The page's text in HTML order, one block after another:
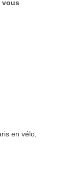
vous
en vélo,